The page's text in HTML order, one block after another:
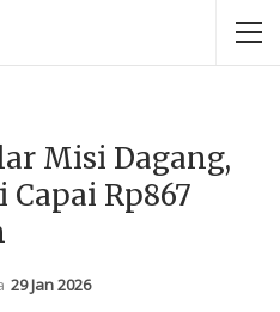
Misi Dagang,
Rp867
29 Jan 2026